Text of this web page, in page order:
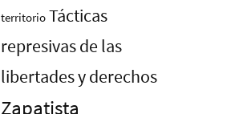
territorio Tácticas
represivas de las
libertades y derechos
Zapatista